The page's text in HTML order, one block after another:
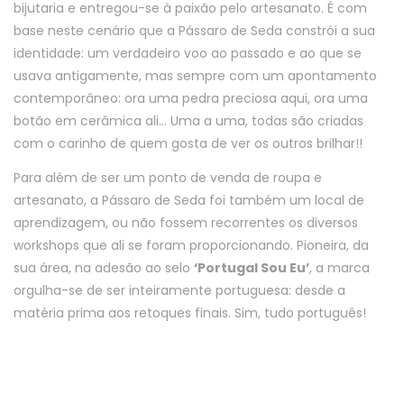
bijutaria e entregou-se à paixão pelo artesanato. É com
base neste cenário que a Pássaro de Seda constrói a sua
identidade: um verdadeiro voo ao passado e ao que se
usava antigamente, mas sempre com um apontamento
contemporâneo: ora uma pedra preciosa aqui, ora uma
botão em cerâmica ali… Uma a uma, todas são criadas
com o carinho de quem gosta de ver os outros brilhar!!
Para além de ser um ponto de venda de roupa e
artesanato, a Pássaro de Seda foi também um local de
aprendizagem, ou não fossem recorrentes os diversos
workshops que ali se foram proporcionando. Pioneira, da
sua área, na adesão ao selo ‘Portugal Sou Eu’, a marca
orgulha-se de ser inteiramente portuguesa: desde a
matéria prima aos retoques finais. Sim, tudo português!